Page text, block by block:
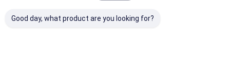
Good day, what product are you looking for?